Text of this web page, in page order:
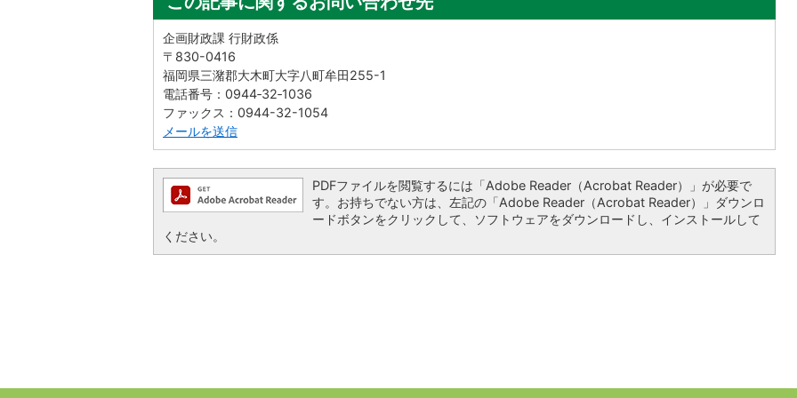
企画財政課 行財政係
〒830-0416
福岡県三潴郡大木町大字八町牟田255-1
電話番号：0944‐32‐1036
ファックス：0944-32-1054
メールを送信
PDFファイルを閲覧するには「Adobe Reader（Acrobat Reader）」が必要で
す。お持ちでない方は、左記の「Adobe Reader（Acrobat Reader）」ダウンロ
ードボタンをクリックして、ソフトウェアをダウンロードし、インストールして
ください。